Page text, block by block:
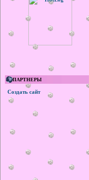
ПАРТНЕРЫ
Создать сайт